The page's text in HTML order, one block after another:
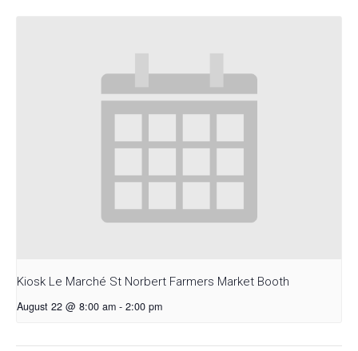
Kiosk Le Marché St Norbert Farmers Market Booth
August 22 @ 8:00 am - 2:00 pm